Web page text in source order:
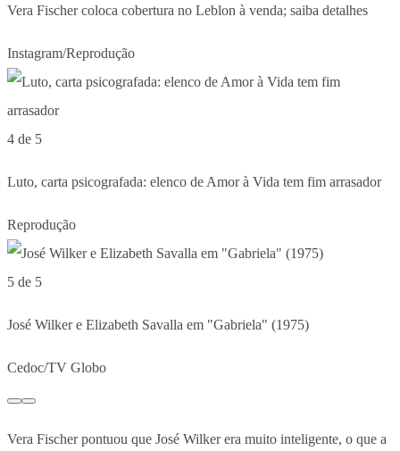
Vera Fischer coloca cobertura no Leblon à venda; saiba detalhes
Instagram/Reprodução
4 de 5
Luto, carta psicografada: elenco de Amor à Vida tem fim arrasador
Reprodução
5 de 5
José Wilker e Elizabeth Savalla em "Gabriela" (1975)
Cedoc/TV Globo
Vera Fischer pontuou que José Wilker era muito inteligente, o que a